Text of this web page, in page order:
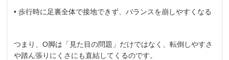
• 歩行時に足裏全体で接地できず、バランスを崩しやすくなる
つまり、O脚は「見た目の問題」だけではなく、転倒しやすさ
や踏ん張りにくさにも直結してくるのです。